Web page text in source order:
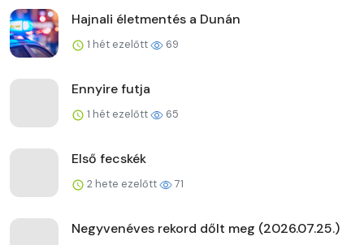
Hajnali életmentés a Dunán
1 hét ezelőtt 69
Ennyire futja
1 hét ezelőtt 65
Első fecskék
2 hete ezelőtt 71
Negyvenéves rekord dőlt meg (2026.07.25.)